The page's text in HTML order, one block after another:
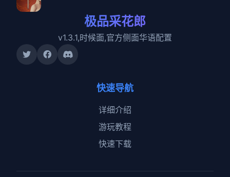
极品采花郎
v1.3.1,时候面,官方侧面华语配置
快速导航
详细介绍
游玩教程
快速下载